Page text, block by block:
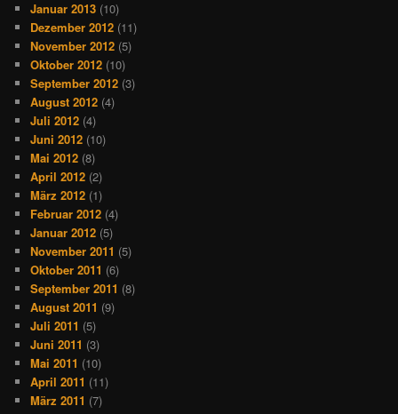
Januar 2013 (10)
Dezember 2012 (11)
November 2012 (5)
Oktober 2012 (10)
September 2012 (3)
August 2012 (4)
Juli 2012 (4)
Juni 2012 (10)
Mai 2012 (8)
April 2012 (2)
März 2012 (1)
Februar 2012 (4)
Januar 2012 (5)
November 2011 (5)
Oktober 2011 (6)
September 2011 (8)
August 2011 (9)
Juli 2011 (5)
Juni 2011 (3)
Mai 2011 (10)
April 2011 (11)
März 2011 (7)